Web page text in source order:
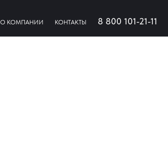
О КОМПАНИИ КОНТАКТЫ 8 800 101-21-11